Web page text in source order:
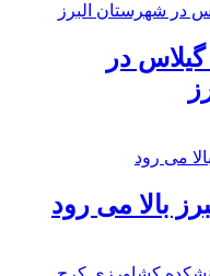
در
بالا می رود